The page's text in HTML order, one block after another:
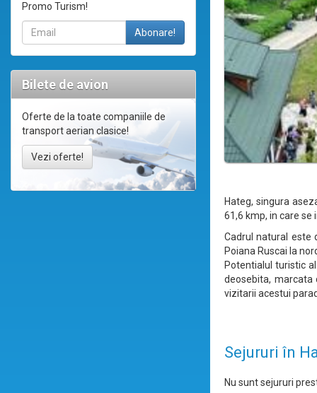
Promo Turism!
Bilete de avion
Oferte de la toate companiile de
transport aerian clasice!
Vezi oferte!
Hateg, singura
61,6 kmp, in care se
Cadrul natural este
Poiana Ruscai la
Potentialul turistic
deosebita, marcata
vizitarii acestui
Sejururi în
Nu sunt sejururi